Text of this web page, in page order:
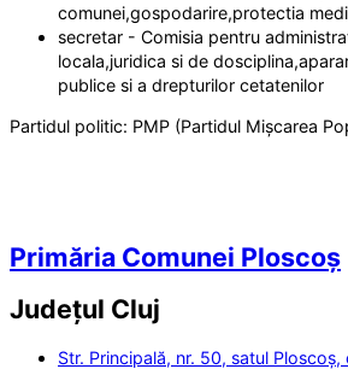
comunei,gospodarire,protectia
secretar - Comisia pentru
locala,juridica si de
publice si a drepturilor cetatenilor
Partidul politic: PMP (Partidul Mișcarea
Primăria Comunei Ploscoș
Județul Cluj
Str. Principală, nr. 50, satul